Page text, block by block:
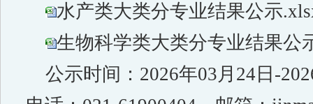
水产类大类分专业结果公示
生物科学类大类分专业结果公
公示时间：2026年03月24日-